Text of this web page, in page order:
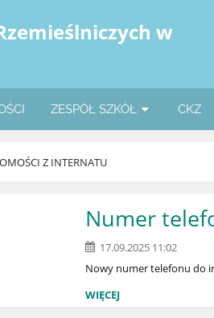
w
ZESPÓŁ SZKÓŁ CKZ
Z INTERNATU
Numer
17.09.2025 11:02
Nowy numer telefonu do
WIĘCEJ